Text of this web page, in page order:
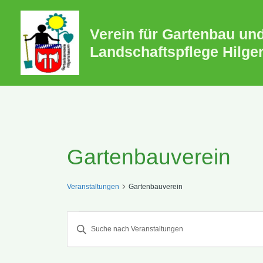
springen
Verein für Gartenbau
Landschaftspflege
Gartenbauverein
Veranstaltungen Gartenbauverein
Veranstaltungen
Veranstaltungen
Bitte
Schlüsselwort
eingeben.